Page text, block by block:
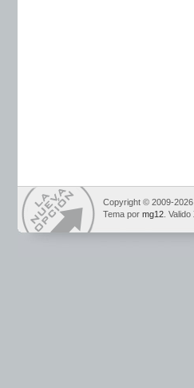
Copyright © 2009-
Tema por mg12 . Valido